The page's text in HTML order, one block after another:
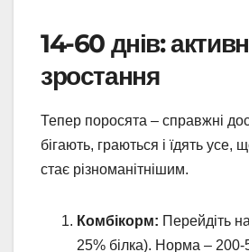
14-60 днів:
зростання
Тепер поросята – справжні
бігають, граються і їдять усе,
стає різноманітнішим.
Комбікорм: Перейдіть
25% білка). Норма – 200-